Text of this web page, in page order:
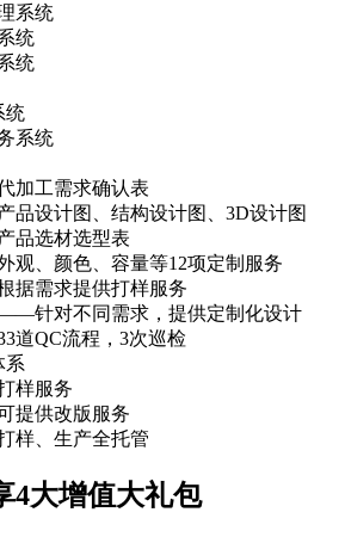
系统
统
统
统
系统
加工需求确认表
设计图、结构设计图、3D设计图
品选材选型表
、颜色、容量等12项定制服务
需求提供打样服务
针对不同需求，提供定制化设计
QC流程，3次巡检
系
样服务
提供改版服务
样、生产全托管
4大增值大礼包